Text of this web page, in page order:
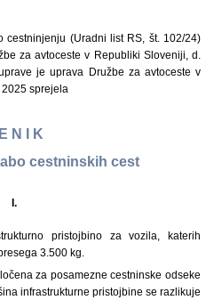
cestninjenju (Uradni list RS, št. 102/24)
za avtoceste v Republiki Sloveniji, d.
je uprava Družbe za avtoceste v
2025 sprejela
N I K
cestninskih cest
I.
pristojbino za vozila, katerih
3.500 kg.
za posamezne cestninske odseke
infrastrukturne pristojbine se razlikuje